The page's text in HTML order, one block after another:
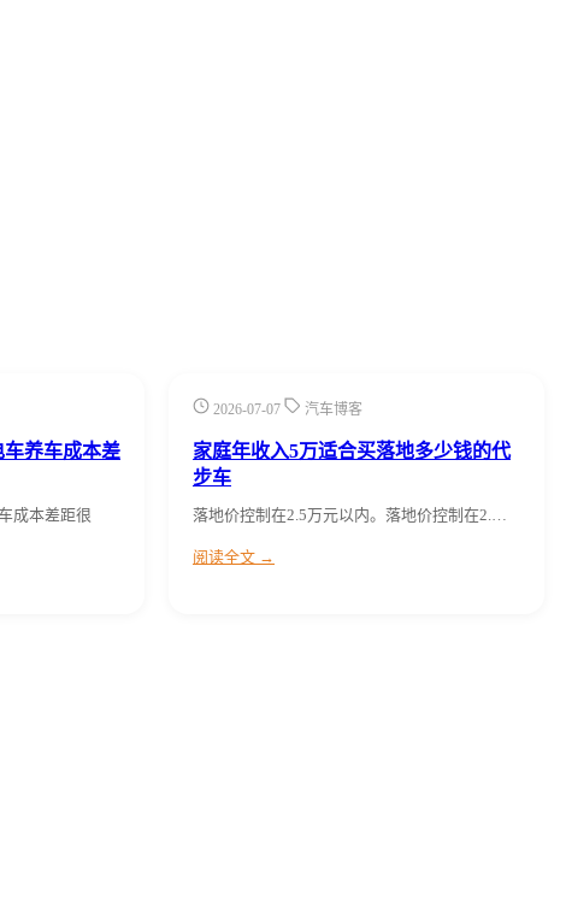
车养车成本差
成本差距很
2026-07-07 汽车博客
家庭年收入5万适合买落地多少钱的代
步车
落地价控制在2.5万元以内。落地价控制在2.…
阅读全文 →